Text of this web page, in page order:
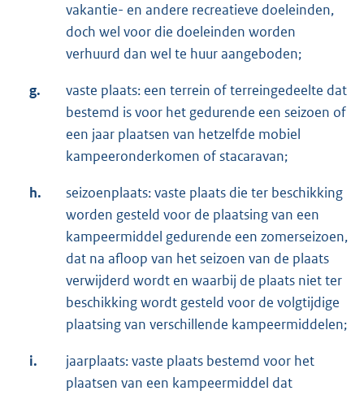
vakantie- en andere recreatieve doeleinden,
doch wel voor die doeleinden worden
verhuurd dan wel te huur aangeboden;
g.
vaste plaats: een terrein of terreingedeelte dat
bestemd is voor het gedurende een seizoen of
een jaar plaatsen van hetzelfde mobiel
kampeeronderkomen of stacaravan;
h.
seizoenplaats: vaste plaats die ter beschikking
worden gesteld voor de plaatsing van een
kampeermiddel gedurende een zomerseizoen,
dat na afloop van het seizoen van de plaats
verwijderd wordt en waarbij de plaats niet ter
beschikking wordt gesteld voor de volgtijdige
plaatsing van verschillende kampeermiddelen;
i.
jaarplaats: vaste plaats bestemd voor het
plaatsen van een kampeermiddel dat